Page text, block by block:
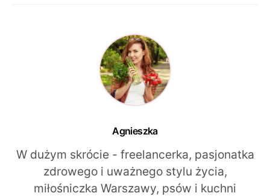
Agnieszka
W dużym skrócie - freelancerka, pasjonatka
zdrowego i uważnego stylu życia,
miłośniczka Warszawy, psów i kuchni